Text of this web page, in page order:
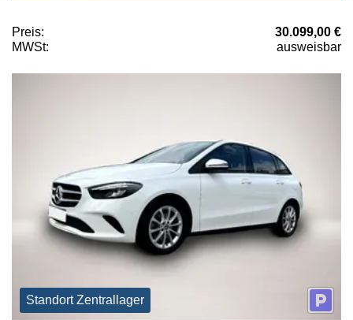
Preis:
30.099,00 €
MWSt:
ausweisbar
Standort Zentrallager